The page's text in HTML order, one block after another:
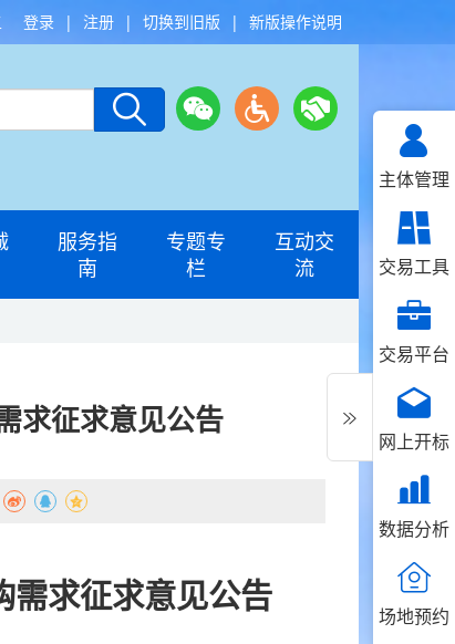
登录 | 注册 | 切换到旧版 | 新版操作说明
服务指
南
专题专
栏
互动交
流
求征求意见公告
需求征求意见公告
主体管理
交易工具
交易平台
网上开标
数据分析
场地预约